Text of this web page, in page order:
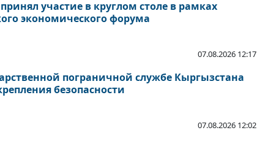
участие в круглом столе в рамках
экономического форума
07.08.2026 12:17
пограничной службе Кыргызстана
безопасности
07.08.2026 12:02